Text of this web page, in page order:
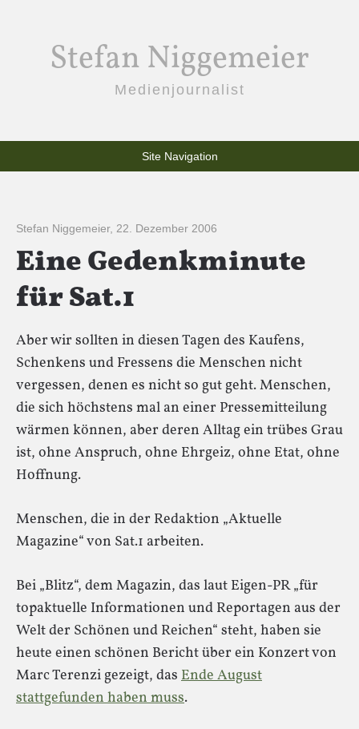
Stefan Niggemeier
Medienjournalist
Site Navigation
Stefan Niggemeier, 22. Dezember 2006
Eine Gedenkminute
für Sat.1
Aber wir sollten in diesen Tagen des Kaufens,
Schenkens und Fressens die Menschen nicht
vergessen, denen es nicht so gut geht. Menschen,
die sich höchstens mal an einer Pressemitteilung
wärmen können, aber deren Alltag ein trübes Grau
ist, ohne Anspruch, ohne Ehrgeiz, ohne Etat, ohne
Hoffnung.
Menschen, die in der Redaktion „Aktuelle
Magazine“ von Sat.1 arbeiten.
Bei „Blitz“, dem Magazin, das laut Eigen-PR „für
topaktuelle Informationen und Reportagen aus der
Welt der Schönen und Reichen“ steht, haben sie
heute einen schönen Bericht über ein Konzert von
Marc Terenzi gezeigt, das Ende August
stattgefunden haben muss.